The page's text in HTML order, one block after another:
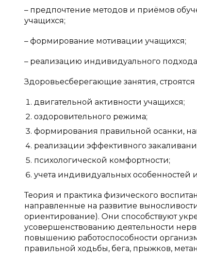
– предпочтение методов и приёмов
учащихся;
– формирование мотивации учащихся;
– реализацию индивидуального
Здоровьесберегающие занятия,
двигательной активности учащихся;
оздоровительного режима;
формирования правильной осанки,
реализации эффективного
психологической комфортности;
учета индивидуальных особенностей
Теория и практика физического
направленные на развитие
ориентирование). Они способствуют
усовершенствованию деятельности
повышению работоспособности
правильной ходьбы, бега, прыжков,